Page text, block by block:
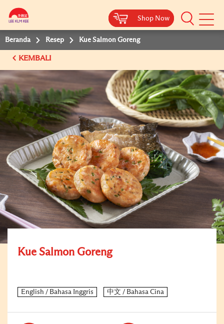
Shop Now
Shop Now
Beranda Resep Kue Salmon Goreng
KEMBALI
Kue Salmon Goreng